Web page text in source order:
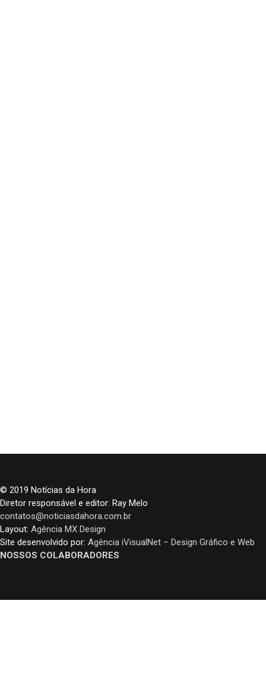
© 2019 Notícias da Hora
Diretor responsável e editor: Ray Melo
contatos@noticiasdahora.com.br
Layout: Agência MX Design
Site desenvolvido por: Agência iVisualNet – Design Gráfico e Web
NOSSOS COLABORADORES